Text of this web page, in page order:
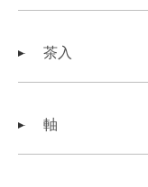
茶入
軸